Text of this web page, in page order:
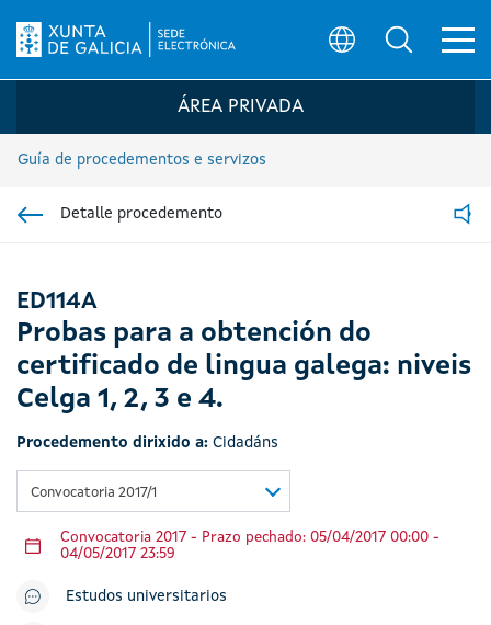
Logo da Sede electrónica da Xunta de
ÁREA PRIVADA
Guía de procedementos e servizos
Detalle procedemento
ED114A
Probas para a obtención do
certificado de lingua galega: niveis
Celga 1, 2, 3 e 4.
Procedemento dirixido a: Cidadáns
Convocatoria 2017/1
Convocatoria 2017 - Prazo pechado: 05/04/2017 00:00 -
04/05/2017 23:59
Estudos universitarios